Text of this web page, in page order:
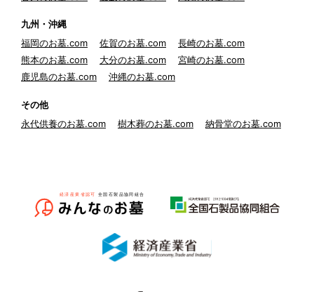
九州・沖縄
福岡のお墓.com
佐賀のお墓.com
長崎のお墓.com
熊本のお墓.com
大分のお墓.com
宮崎のお墓.com
鹿児島のお墓.com
沖縄のお墓.com
その他
永代供養のお墓.com
樹木葬のお墓.com 納骨堂のお墓.com